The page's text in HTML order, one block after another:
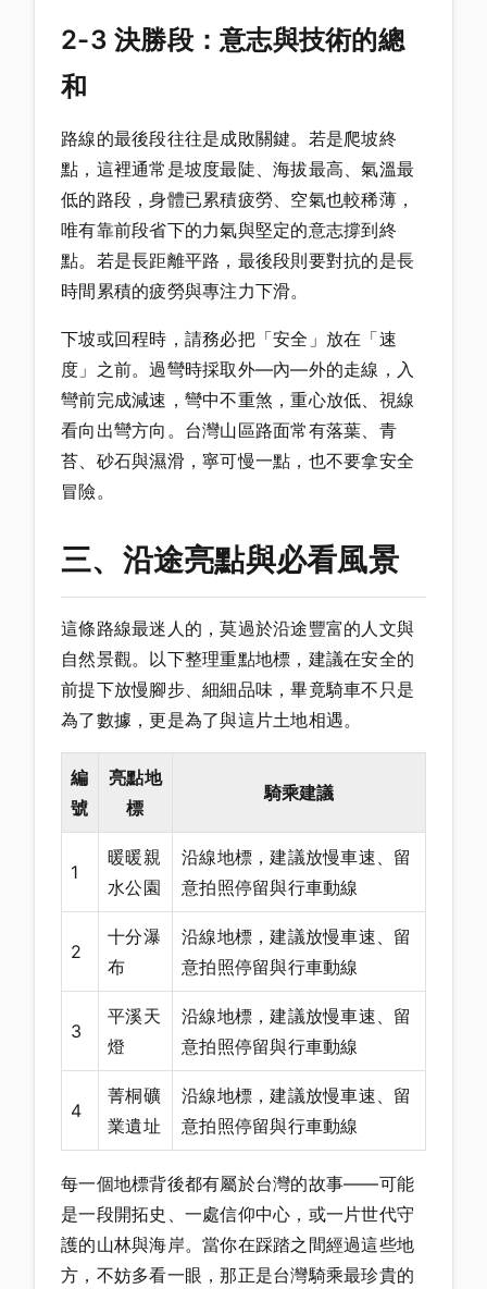
2-3 決勝段：意志與技術的總
和
路線的最後段往往是成敗關鍵。若是爬坡終
點，這裡通常是坡度最陡、海拔最高、氣溫最
低的路段，身體已累積疲勞、空氣也較稀薄，
唯有靠前段省下的力氣與堅定的意志撐到終
點。若是長距離平路，最後段則要對抗的是長
時間累積的疲勞與專注力下滑。
下坡或回程時，請務必把「安全」放在「速
度」之前。過彎時採取外—內—外的走線，入
彎前完成減速，彎中不重煞，重心放低、視線
看向出彎方向。台灣山區路面常有落葉、青
苔、砂石與濕滑，寧可慢一點，也不要拿安全
冒險。
三、沿途亮點與必看風景
這條路線最迷人的，莫過於沿途豐富的人文與
自然景觀。以下整理重點地標，建議在安全的
前提下放慢腳步、細細品味，畢竟騎車不只是
為了數據，更是為了與這片土地相遇。
編
號
亮點地
標
騎乘建議
1
暖暖親
水公園
沿線地標，建議放慢車速、留
意拍照停留與行車動線
2
十分瀑
布
沿線地標，建議放慢車速、留
意拍照停留與行車動線
3
平溪天
燈
沿線地標，建議放慢車速、留
意拍照停留與行車動線
4
菁桐礦
業遺址
沿線地標，建議放慢車速、留
意拍照停留與行車動線
每一個地標背後都有屬於台灣的故事——可能
是一段開拓史、一處信仰中心，或一片世代守
護的山林與海岸。當你在踩踏之間經過這些地
方，不妨多看一眼，那正是台灣騎乘最珍貴的